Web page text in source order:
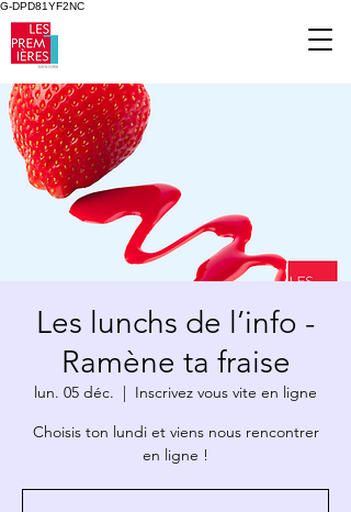
G-DPD81YF2NC
Les lunchs de l’info -
Ramène ta fraise
lun. 05 déc.
  |
Inscrivez vous vite en ligne
Choisis ton lundi et viens nous rencontrer
en ligne !